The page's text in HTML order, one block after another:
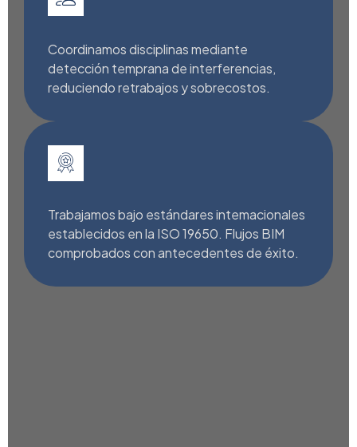
Coordinamos disciplinas mediante
detección temprana de interferencias,
reduciendo retrabajos y sobrecostos.
Trabajamos bajo estándares intemacionales
establecidos en la ISO 19650. Flujos BIM
comprobados con antecedentes de éxito.